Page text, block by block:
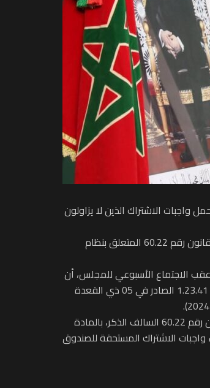
الاشتراك الذين لا يزاولون
ويتعلق الأمر بمشروع المرسوم رقم 2.24.770 بتتميم المرسوم رقم 2.23.690 الصادر في فاتح جمادى الآخرة 1445 (15 ديسمبر 2023) بتطبيق القانون رقم 60.22 المتعلق بنظام
الاجتماع الأسبوعي للمجلس، أن
مشروع هذا المرسوم يأتي في إطار تطبيق أحكام المادة 14 المكررة من القانون رقم 60.22 السالف الذكر، والصادر بتنفيذه الظهير الشريف رقم 1.23.41 الصادر في 05 ذي القعدة
وأضاف الوزير أن هذا المشروع يهدف إلى تتميم المرسوم رقم 2.23.690 الصادر في فاتح جمادى الآخرة 1445 (15 ديسمبر 2023) بتطبيق القانون رقم 60.22 السالف الذكر، بالمادة
الاشتراك المستحقة للصندوق